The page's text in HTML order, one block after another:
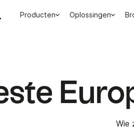
Producten Oplossingen
Wie